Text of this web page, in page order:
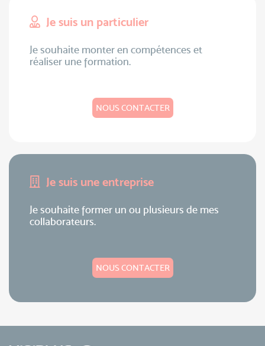
Je suis un particulier
Je souhaite monter en compétences et
réaliser une formation.
NOUS CONTACTER
Je suis une entreprise
Je souhaite former un ou plusieurs de mes
collaborateurs.
NOUS CONTACTER